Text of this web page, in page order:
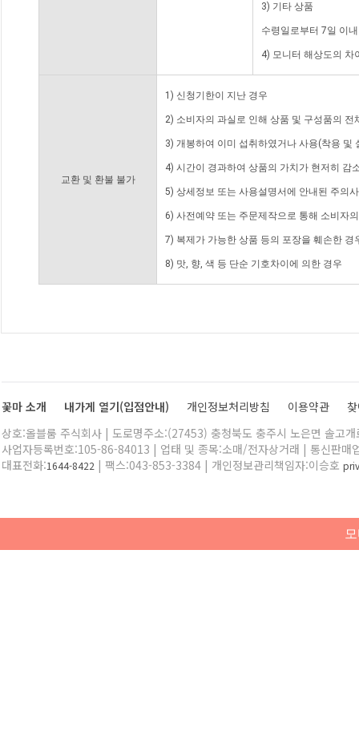
3) 기타 상품
수령일로부터 7일 이
4) 모니터 해상도의 차
교환 및 환불 불가
1) 신청기한이 지난 경우
2) 소비자의 과실로 인해 상품 및 구성품의
3) 개봉하여 이미 섭취하였거나 사용(착용 및
4) 시간이 경과하여 상품의 가치가 현저히 감
5) 상세정보 또는 사용설명서에 안내된 주의
6) 사전예약 또는 주문제작으로 통해 소비자
7) 복제가 가능한 상품 등의 포장을 훼손한 경
8) 맛, 향, 색 등 단순 기호차이에 의한 경우
꽃마 소개 내가게 열기(입점안내) 개인정보처리방침 이용약관
상호:올블룸 주식회사 | 도로명주소:(27453) 충청북도 충주시 노은면 솔고
사업자등록번호:105-86-84013 | 업태 및 종목:소매/전자상거래 | 통신판매
대표전화:1644-8422 | 팩스:043-853-3384 | 개인정보관리책임자:이승호